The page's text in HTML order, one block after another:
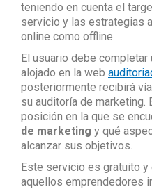
teniendo en cuenta el
servicio y las estrategias
online como offline.
El usuario debe
alojado en la web
posteriormente recibirá
su auditoría de marketing.
posición en la que se
de marketing y qué
alcanzar sus objetivos.
Este servicio es gratuito
aquellos emprendedores